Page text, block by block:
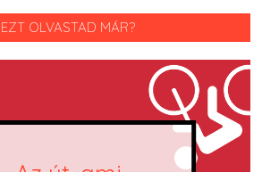
EZT OLVASTAD MÁR?
Az Avalon tatai